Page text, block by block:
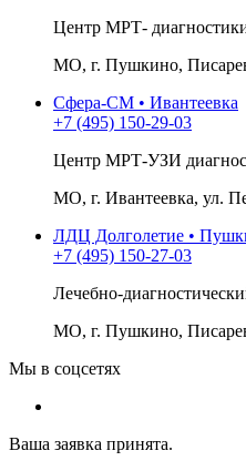
Центр МРТ-
МО, г. Пушкино,
Сфера-СМ • Ивантеевка
+7 (495) 150-29-03
Центр МРТ-УЗИ
МО, г. Ивантеевка, ул.
ЛДЦ Долголетие •
+7 (495) 150-27-03
Лечебно-
МО, г. Пушкино,
Мы в соцсетях
Ваша заявка принята.